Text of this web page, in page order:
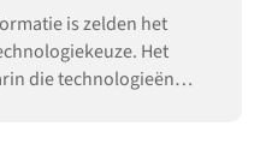
is zelden het
Het
die technologieën